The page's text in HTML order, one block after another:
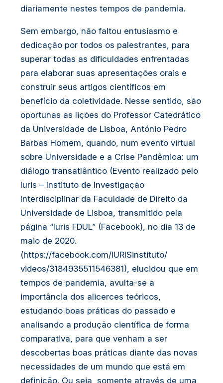
diariamente nestes tempos de pandemia.
Sem embargo, não faltou entusiasmo e
dedicação por todos os palestrantes, para
superar todas as dificuldades enfrentadas
para elaborar suas apresentações orais e
construir seus artigos científicos em
benefício da coletividade. Nesse sentido, são
oportunas as lições do Professor Catedrático
da Universidade de Lisboa, António Pedro
Barbas Homem, quando, num evento virtual
sobre Universidade e a Crise Pandêmica: um
diálogo transatlântico (Evento realizado pelo
Iuris – Instituto de Investigação
Interdisciplinar da Faculdade de Direito da
Universidade de Lisboa, transmitido pela
página “Iuris FDUL” (Facebook), no dia 13 de
maio de 2020.
(https://facebook.com/IURISinstituto/
videos/3184935511546381), elucidou que em
tempos de pandemia, avulta-se a
importância dos alicerces teóricos,
estudando boas práticas do passado e
analisando a produção científica de forma
comparativa, para que venham a ser
descobertas boas práticas diante das novas
necessidades de um mundo que está em
definição. Ou seja, somente através de uma